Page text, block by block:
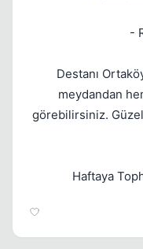
-
Destanı
meydandan
görebilirsiniz.
Haftaya